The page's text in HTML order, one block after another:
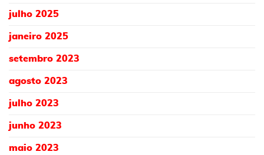
julho 2025
janeiro 2025
setembro 2023
agosto 2023
julho 2023
junho 2023
maio 2023